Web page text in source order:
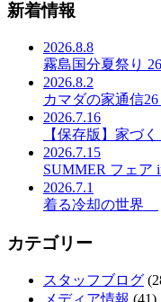
新着情報
2026.8.8
霧島国分夏祭り
2026.8.2
カマダの家通信
2026.7.16
【保存版】家づ
2026.7.15
SUMMER フェア
2026.7.1
着る冷却の世界
カテゴリー
スタッフブログ